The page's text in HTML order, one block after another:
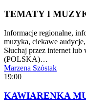
TEMATY I
Informacje regionalne,
muzyka, ciekawe
Słuchaj przez internet
(POLSKA)…
Marzena Szóstak
19:00
KAWIARENKA